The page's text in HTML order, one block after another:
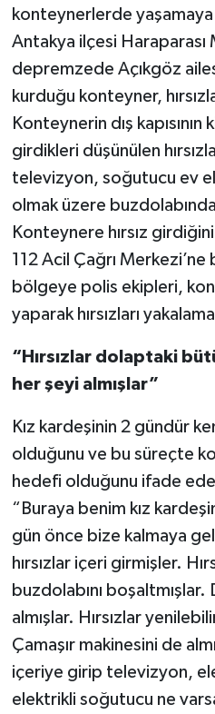
konteynerlerde yaşamaya
Antakya ilçesi Haraparası
depremzede Açıkgöz
kurduğu konteyner,
Konteynerin dış kapısının
girdikleri düşünülen
televizyon, soğutucu ev
olmak üzere
Konteynere hırsız
112 Acil Çağrı
bölgeye polis ekipleri,
yaparak hırsızları
“Hırsızlar dolaptaki
her şeyi almışlar”
Kız kardeşinin 2 gündür
olduğunu ve bu süreçte
hedefi olduğunu ifade
“Buraya benim kız
gün önce bize kalmaya
hırsızlar içeri girmişler.
buzdolabını
almışlar. Hırsızlar
Çamaşır makinesini de
içeriye girip televizyon,
elektrikli soğutucu ne
TEKNOLOJİ
YAŞAM
KÜLTÜR SANAT